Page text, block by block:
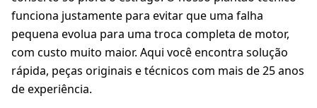
funciona justamente para evitar que uma falha
pequena evolua para uma troca completa de motor,
com custo muito maior. Aqui você encontra solução
rápida, peças originais e técnicos com mais de 25 anos
de experiência.